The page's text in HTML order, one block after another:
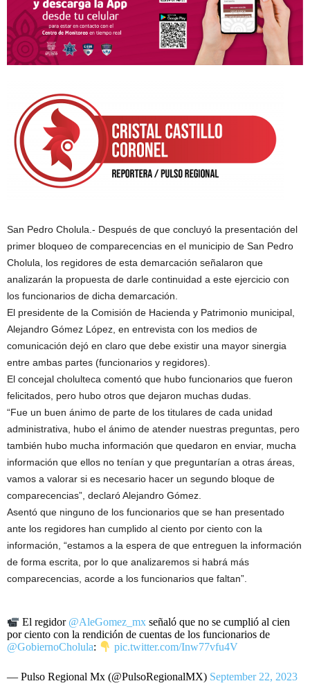
San Pedro Cholula.- Después de que concluyó la presentación del
primer bloqueo de comparecencias en el municipio de San Pedro
Cholula, los regidores de esta demarcación señalaron que
analizarán la propuesta de darle continuidad a este ejercicio con
los funcionarios de dicha demarcación.
El presidente de la Comisión de Hacienda y Patrimonio municipal,
Alejandro Gómez López, en entrevista con los medios de
comunicación dejó en claro que debe existir una mayor sinergia
entre ambas partes (funcionarios y regidores).
El concejal cholulteca comentó que hubo funcionarios que fueron
felicitados, pero hubo otros que dejaron muchas dudas.
“Fue un buen ánimo de parte de los titulares de cada unidad
administrativa, hubo el ánimo de atender nuestras preguntas, pero
también hubo mucha información que quedaron en enviar, mucha
información que ellos no tenían y que preguntarían a otras áreas,
vamos a valorar si es necesario hacer un segundo bloque de
comparecencias”, declaró Alejandro Gómez.
Asentó que ninguno de los funcionarios que se han presentado
ante los regidores han cumplido al ciento por ciento con la
información, “estamos a la espera de que entreguen la información
de forma escrita, por lo que analizaremos si habrá más
comparecencias, acorde a los funcionarios que faltan”.
El regidor @AleGomez_mx señaló que no se cumplió al cien
por ciento con la rendición de cuentas de los funcionarios de
@GobiernoCholula: pic.twitter.com/Inw77vfu4V
— Pulso Regional Mx (@PulsoRegionalMX) September 22, 2023